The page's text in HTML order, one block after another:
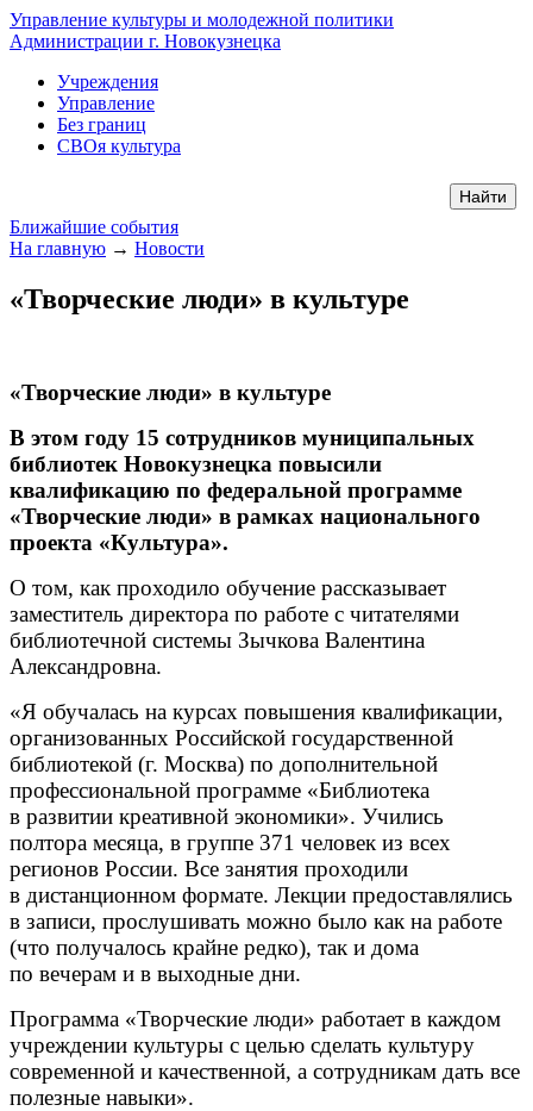
Управление культуры и молодежной политики
Администрации г. Новокузнецка
Учреждения
Управление
Без границ
СВОя культура
Ближайшие события
На главную → Новости
«Творческие люди» в культуре
«Творческие люди» в культуре
В этом году 15 сотрудников муниципальных
библиотек Новокузнецка повысили
квалификацию по федеральной программе
«Творческие люди» в рамках национального
проекта «Культура».
О том, как проходило обучение рассказывает
заместитель директора по работе с читателями
библиотечной системы Зычкова Валентина
Александровна.
«Я обучалась на курсах повышения квалификации,
организованных Российской государственной
библиотекой (г. Москва) по дополнительной
профессиональной программе «Библиотека
в развитии креативной экономики». Учились
полтора месяца, в группе 371 человек из всех
регионов России. Все занятия проходили
в дистанционном формате. Лекции предоставлялись
в записи, прослушивать можно было как на работе
(что получалось крайне редко), так и дома
по вечерам и в выходные дни.
Программа «Творческие люди» работает в каждом
учреждении культуры с целью сделать культуру
современной и качественной, а сотрудникам дать все
полезные навыки».